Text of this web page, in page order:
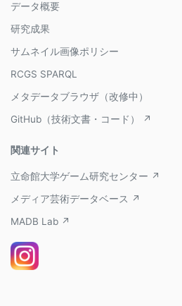
データ概要
研究成果
サムネイル画像ポリシー
RCGS SPARQL
メタデータブラウザ（改修中）
GitHub（技術文書・コード） ↗
関連サイト
立命館大学ゲーム研究センター ↗
メディア芸術データベース ↗
MADB Lab ↗